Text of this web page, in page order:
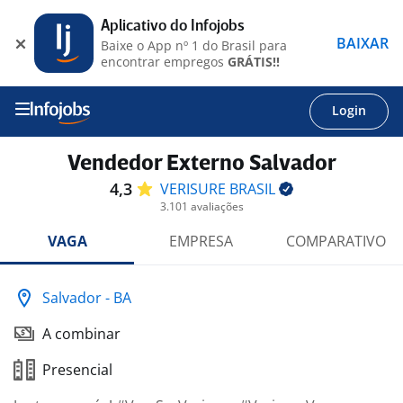
Login
Vendedor Externo Salvador
4,3 VERISURE BRASIL
3.101 avaliações
VAGA EMPRESA COMPARATIVO
Salvador - BA
A combinar
Presencial
Aplicativo do Infojobs
Baixe o App nº 1 do Brasil para
encontrar empregos GRÁTIS!!
BAIXAR